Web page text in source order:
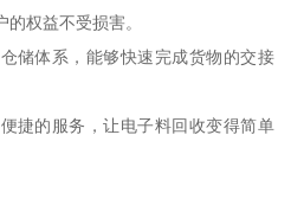
权益不受损害。
储体系，能够快速完成货物的交接
捷的服务，让电子料回收变得简单